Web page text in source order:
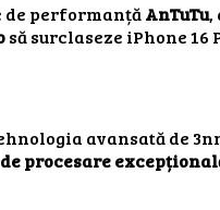
de performanțăAnTuTu,
să surclaseze iPhone
avansată de
procesare